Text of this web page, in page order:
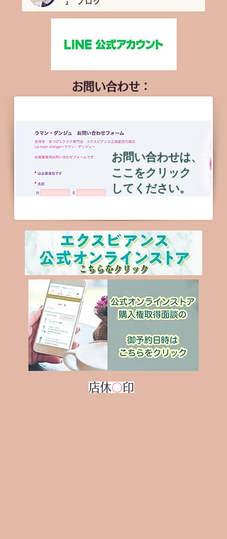
お問い合わせ：
お問い合わせは、
ここをクリック
してください。
店休〇印